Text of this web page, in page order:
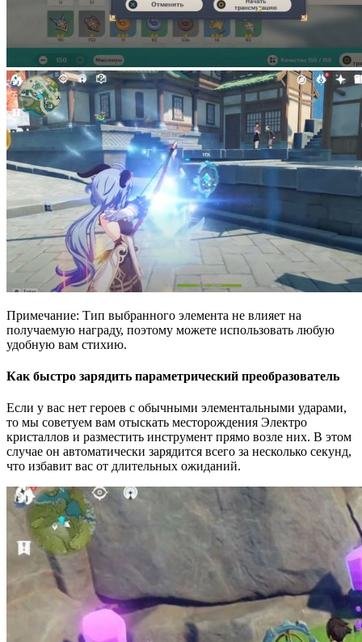
Примечание: Тип выбранного элемента не влияет на
получаемую награду, поэтому можете использовать любую
удобную вам стихию.
Как быстро зарядить параметрический преобразователь
Если у вас нет героев с обычными элементальными ударами,
то мы советуем вам отыскать месторождения Электро
кристаллов и разместить инструмент прямо возле них. В этом
случае он автоматически зарядится всего за несколько секунд,
что избавит вас от длительных ожиданий.